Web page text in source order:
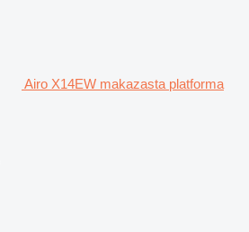
Airo X14EW makazasta platforma